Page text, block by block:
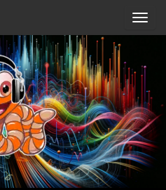
Radio